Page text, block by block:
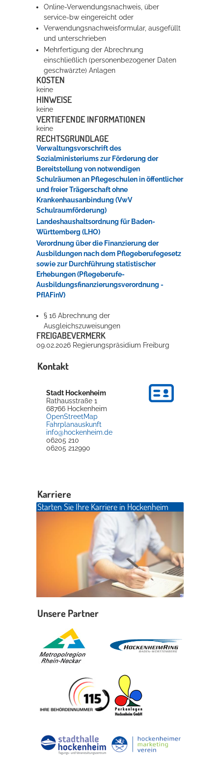
Online-Verwendungsnachweis, über
service-bw eingereicht oder
Verwendungsnachweisformular, ausgefüllt
und unterschrieben
Mehrfertigung der Abrechnung
einschließlich (personenbezogener Daten
geschwärzte) Anlagen
KOSTEN
keine
HINWEISE
keine
VERTIEFENDE INFORMATIONEN
keine
RECHTSGRUNDLAGE
Verwaltungsvorschrift des
Sozialministeriums zur Förderung der
Bereitstellung von notwendigen
Schulräumen an Pflegeschulen in öffentlicher
und freier Trägerschaft ohne
Krankenhausanbindung (VwV
Schulraumförderung)
Landeshaushaltsordnung für Baden-
Württemberg (LHO)
Verordnung über die Finanzierung der
Ausbildungen nach dem Pflegeberufegesetz
sowie zur Durchführung statistischer
Erhebungen (Pflegeberufe-
Ausbildungsfinanzierungsverordnung -
PfIAFinV)
§ 16 Abrechnung der
Ausgleichszuweisungen
FREIGABEVERMERK
09.02.2026 Regierungspräsidium Freiburg
Kontakt
Stadt Hockenheim
Rathausstraße 1
68766 Hockenheim
OpenStreetMap
Fahrplanauskunft
info@hockenheim.de
06205 210
06205 212990
Karriere
Starten Sie Ihre Karriere in Hockenheim
Unsere Partner